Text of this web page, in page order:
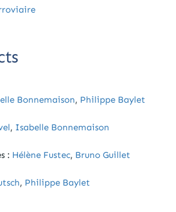
Bonnemaison, Philippe Baylet
, Isabelle Bonnemaison
: Hélène Fustec, Bruno Guillet
, Philippe Baylet